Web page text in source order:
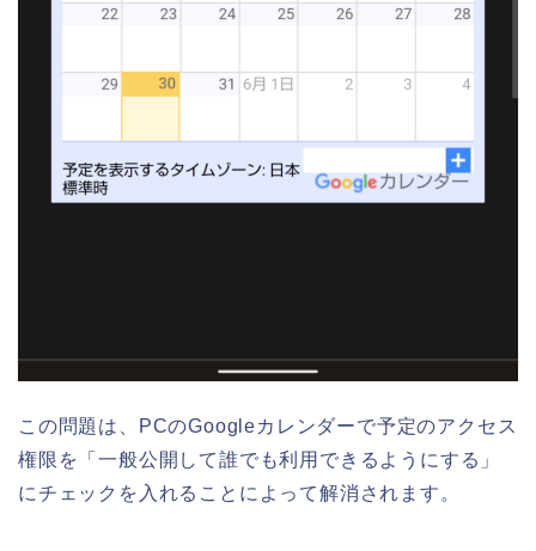
この問題は、PCのGoogleカレンダーで予定のアクセス
権限を「一般公開して誰でも利用できるようにする」
にチェックを入れることによって解消されます。